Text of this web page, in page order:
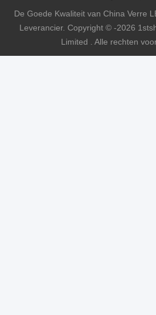
De Goede Kwaliteit van China Verre
Leverancier. Copyright © -2026
Limited . Alle rechten